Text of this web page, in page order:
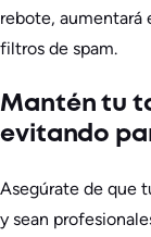
rebote, aumentará
filtros de spam.
Mantén tu
evitando
Asegúrate de que
y sean